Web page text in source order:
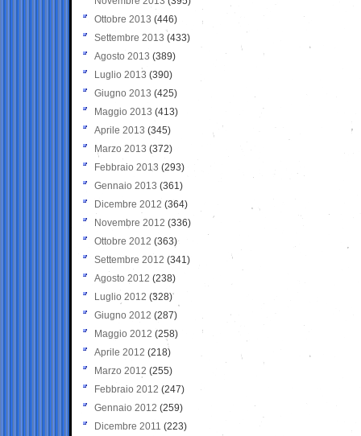
Ottobre 2013 (446)
Settembre 2013 (433)
Agosto 2013 (389)
Luglio 2013 (390)
Giugno 2013 (425)
Maggio 2013 (413)
Aprile 2013 (345)
Marzo 2013 (372)
Febbraio 2013 (293)
Gennaio 2013 (361)
Dicembre 2012 (364)
Novembre 2012 (336)
Ottobre 2012 (363)
Settembre 2012 (341)
Agosto 2012 (238)
Luglio 2012 (328)
Giugno 2012 (287)
Maggio 2012 (258)
Aprile 2012 (218)
Marzo 2012 (255)
Febbraio 2012 (247)
Gennaio 2012 (259)
Dicembre 2011 (223)